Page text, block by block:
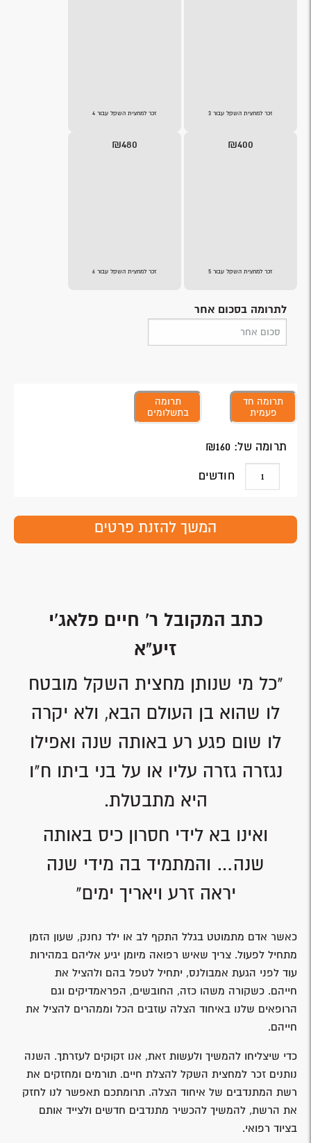
זכר למחצית השקל עבור 3 זכר למחצית השקל עבור 4
₪400
זכר למחצית השקל עבור 5
₪480
זכר למחצית השקל עבור 6
לתרומה בסכום אחר
תרומה חד
פעמית
תרומה
בתשלומים
תרומה של: ₪ 160
חודשים
המשך להזנת פרטים
כתב המקובל ר' חיים פלאג'י
זיע"א
"כל מי שנותן מחצית השקל מובטח
לו שהוא בן העולם הבא, ולא יקרה
לו שום פגע רע באותה שנה ואפילו
נגזרה גזרה עליו או על בני ביתו ח"ו
היא מתבטלת.
ואינו בא לידי חסרון כיס באותה
שנה… והמתמיד בה מידי שנה
יראה זרע ויאריך ימים"
כאשר אדם מתמוטט בגלל התקף לב או ילד נחנק, שעון הזמן
מתחיל לפעול. צריך שאיש רפואה מיומן יגיע אליהם במהירות
עוד לפני הגעת אמבולנס, יתחיל לטפל בהם ולהציל את
חייהם. כשקורה משהו כזה, החובשים, הפראמדיקים וגם
הרופאים שלנו באיחוד הצלה עוזבים הכל וממהרים להציל את
חייהם.
כדי שיצליחו להמשיך ולעשות זאת, אנו זקוקים לעזרתך. השנה
נותנים זכר למחצית השקל להצלת חיים. תורמים ומחזקים את
רשת המתנדבים של איחוד הצלה. תרומתכם תאפשר לנו לחזק
את הרשת, להמשיך להכשיר מתנדבים חדשים ולצייד אותם
בציוד רפואי.